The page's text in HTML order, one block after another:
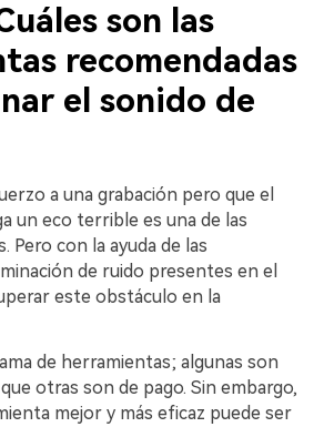
son las
recomendadas
el sonido de
a una grabación pero que el
un eco terrible es una de las
Pero con la ayuda de las
de ruido presentes en el
este obstáculo en la
de herramientas; algunas son
otras son de pago. Sin embargo,
mejor y más eficaz puede ser